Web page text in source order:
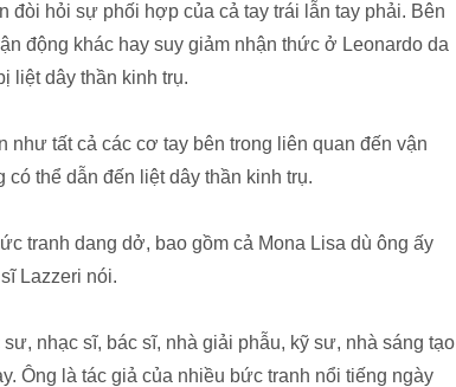
hỏi sự phối hợp của cả tay trái lẫn tay phải. Bên
động khác hay suy giảm nhận thức ở Leonardo da
liệt dây thần kinh trụ.
như tất cả các cơ tay bên trong liên quan đến vận
thể dẫn đến liệt dây thần kinh trụ.
tranh dang dở, bao gồm cả Mona Lisa dù ông ấy
Lazzeri nói.
nhạc sĩ, bác sĩ, nhà giải phẫu, kỹ sư, nhà sáng tạo
Ông là tác giả của nhiều bức tranh nổi tiếng ngày